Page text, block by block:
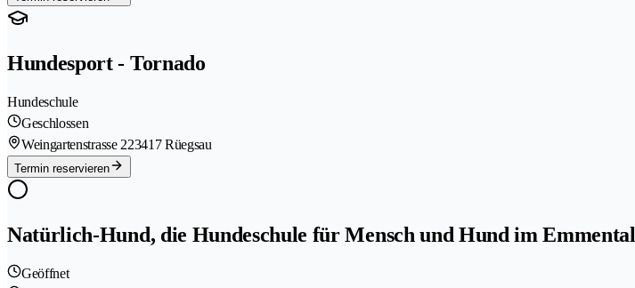
Hundesport - Tornado
Hundeschule
Geschlossen
Weingartenstrasse 223417 Rüegsau
Termin reservieren
Natürlich-Hund, die Hundeschule für Mensch und Hund im Emmental
Geöffnet